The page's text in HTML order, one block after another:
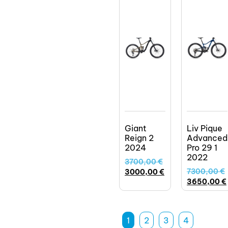
Giant
Reign 2
2024
3700,00€
3000,00€
Liv Pique
Advanced
Pro 29 1
2022
7300,00€
3650,00€
1 2 3
4